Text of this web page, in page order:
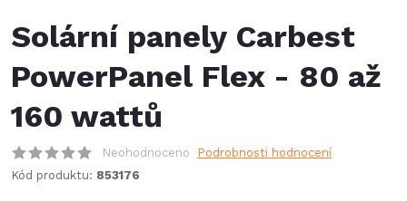
Solární panely Carbest
PowerPanel Flex - 80 až
160 wattů
Neohodnoceno
Podrobnosti hodnocení
Kód produktu: 853176